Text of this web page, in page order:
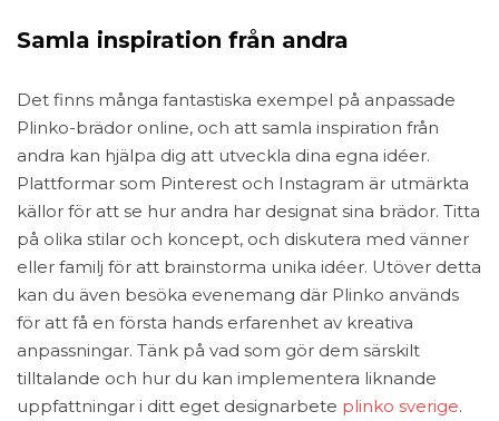
Samla inspiration från andra
Det finns många fantastiska exempel på anpassade
Plinko-brädor online, och att samla inspiration från
andra kan hjälpa dig att utveckla dina egna idéer.
Plattformar som Pinterest och Instagram är utmärkta
källor för att se hur andra har designat sina brädor. Titta
på olika stilar och koncept, och diskutera med vänner
eller familj för att brainstorma unika idéer. Utöver detta
kan du även besöka evenemang där Plinko används
för att få en första hands erfarenhet av kreativa
anpassningar. Tänk på vad som gör dem särskilt
tilltalande och hur du kan implementera liknande
uppfattningar i ditt eget designarbete plinko sverige.